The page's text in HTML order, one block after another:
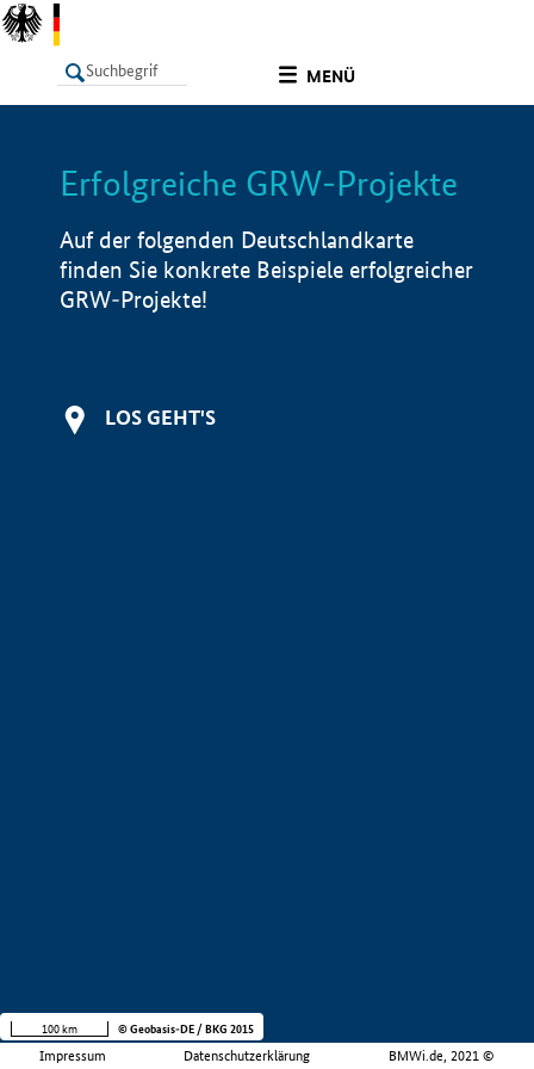
MENÜ
LISTE Info
Erfolgreiche GRW-Projekte
Auf der folgenden Deutschlandkarte
finden Sie konkrete Beispiele erfolgreicher
GRW-Projekte!
LOS GEHT'S
Impressum Datenschutzerklärung BMWi.de, 2021 ©
100 km © Geobasis-DE / BKG 2015